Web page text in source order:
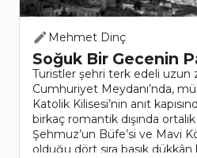
Mehmet Dinç
Soğuk Bir Gecenin
Turistler şehri terk edeli uzun
Cumhuriyet Meydanı’nda,
Katolik Kilisesi’nin anıt
birkaç romantik dışında
Şehmuz’un Büfe’si ve Mavi
olduğu dört sıra basık dükkân